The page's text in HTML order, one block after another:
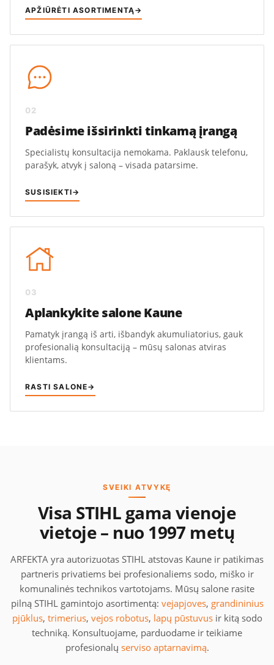
APŽIŪRĖTI ASORTIMENTĄ→
02
Padėsime išsirinkti tinkamą įrangą
Specialistų konsultacija nemokama. Paklausk telefonu,
parašyk, atvyk į saloną – visada patarsime.
SUSISIEKTI→
03
Aplankykite salone Kaune
Pamatyk įrangą iš arti, išbandyk akumuliatorius, gauk
profesionalią konsultaciją – mūsų salonas atviras
klientams.
RASTI SALONE→
SVEIKI ATVYKĘ
Visa STIHL gama vienoje
vietoje – nuo 1997 metų
ARFEKTA yra autorizuotas STIHL atstovas Kaune ir patikimas
partneris privatiems bei profesionaliems sodo, miško ir
komunalinės technikos vartotojams. Mūsų salone rasite
pilną STIHL gamintojo asortimentą: vejapjoves, grandininius
pjūklus, trimerius, vejos robotus, lapų pūstuvusir kitą sodo
techniką. Konsultuojame, parduodame ir teikiame
profesionalų serviso aptarnavimą.